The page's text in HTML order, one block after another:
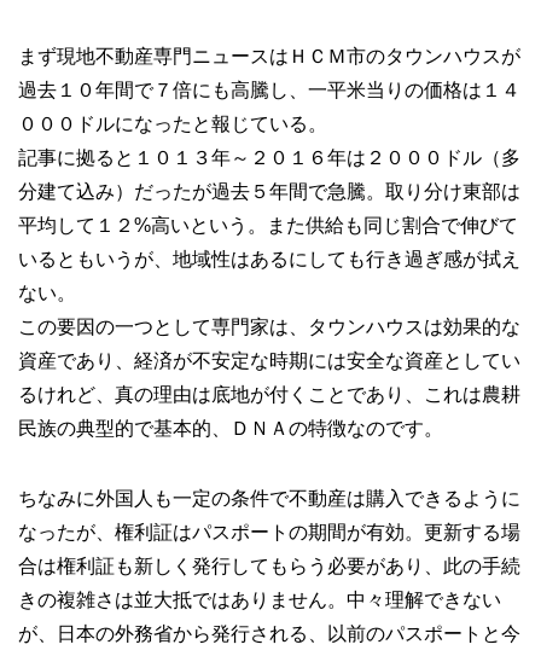
まず現地不動産専門ニュースはＨＣＭ市のタウンハウスが
過去１０年間で７倍にも高騰し、一平米当りの価格は１４
０００ドルになったと報じている。
記事に拠ると１０１３年～２０１６年は２０００ドル（多
分建て込み）だったが過去５年間で急騰。取り分け東部は
平均して１２%高いという。また供給も同じ割合で伸びて
いるともいうが、地域性はあるにしても行き過ぎ感が拭え
ない。
この要因の一つとして専門家は、タウンハウスは効果的な
資産であり、経済が不安定な時期には安全な資産としてい
るけれど、真の理由は底地が付くことであり、これは農耕
民族の典型的で基本的、ＤＮＡの特徴なのです。
ちなみに外国人も一定の条件で不動産は購入できるように
なったが、権利証はパスポートの期間が有効。更新する場
合は権利証も新しく発行してもらう必要があり、此の手続
きの複雑さは並大抵ではありません。中々理解できない
が、日本の外務省から発行される、以前のパスポートと今